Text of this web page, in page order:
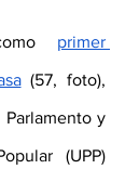
primer
(57, foto),
y
(UPP)